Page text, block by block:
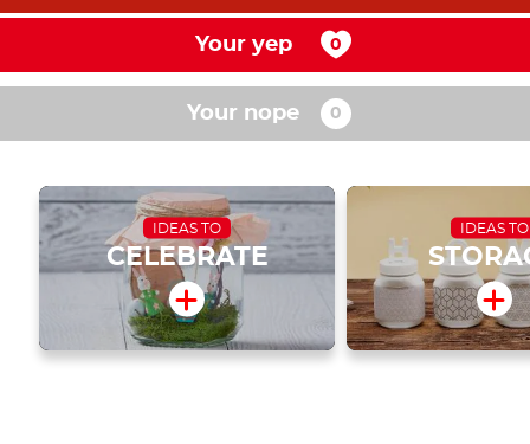
Your yep
Your nope
IDEAS TO
CELEBRATE
IDEAS TO